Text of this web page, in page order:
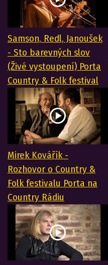
Samson, Redl, Janoušek
- Sto barevných slov
(Živé vystoupení) Porta
Country & Folk festival
Mirek Kovářík -
Rozhovor o Country &
Folk festivalu Porta na
Country Rádiu